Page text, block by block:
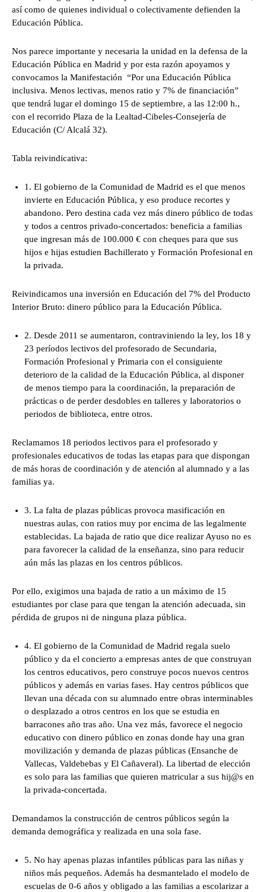
así como de quienes individual o colectivamente defienden la
Educación Pública.
Nos parece importante y necesaria la unidad en la defensa de la
Educación Pública en Madrid y por esta razón apoyamos y
convocamos la Manifestación “Por una Educación Pública
inclusiva. Menos lectivas, menos ratio y 7% de financiación”
que tendrá lugar el domingo 15 de septiembre, a las 12:00 h.,
con el recorrido Plaza de la Lealtad-Cibeles-Consejería de
Educación (C/ Alcalá 32).
Tabla reivindicativa:
1. El gobierno de la Comunidad de Madrid es el que menos
invierte en Educación Pública, y eso produce recortes y
abandono. Pero destina cada vez más dinero público de todas
y todos a centros privado-concertados: beneficia a familias
que ingresan más de 100.000 € con cheques para que sus
hijos e hijas estudien Bachillerato y Formación Profesional en
la privada.
Reivindicamos una inversión en Educación del 7% del Producto
Interior Bruto: dinero público para la Educación Pública.
2. Desde 2011 se aumentaron, contraviniendo la ley, los 18 y
23 períodos lectivos del profesorado de Secundaria,
Formación Profesional y Primaria con el consiguiente
deterioro de la calidad de la Educación Pública, al disponer
de menos tiempo para la coordinación, la preparación de
prácticas o de perder desdobles en talleres y laboratorios o
periodos de biblioteca, entre otros.
Reclamamos 18 periodos lectivos para el profesorado y
profesionales educativos de todas las etapas para que dispongan
de más horas de coordinación y de atención al alumnado y a las
familias ya.
3. La falta de plazas públicas provoca masificación en
nuestras aulas, con ratios muy por encima de las legalmente
establecidas. La bajada de ratio que dice realizar Ayuso no es
para favorecer la calidad de la enseñanza, sino para reducir
aún más las plazas en los centros públicos.
Por ello, exigimos una bajada de ratio a un máximo de 15
estudiantes por clase para que tengan la atención adecuada, sin
pérdida de grupos ni de ninguna plaza pública.
4. El gobierno de la Comunidad de Madrid regala suelo
público y da el concierto a empresas antes de que construyan
los centros educativos, pero construye pocos nuevos centros
públicos y además en varias fases. Hay centros públicos que
llevan una década con su alumnado entre obras interminables
o desplazado a otros centros en los que se estudia en
barracones año tras año. Una vez más, favorece el negocio
educativo con dinero público en zonas donde hay una gran
movilización y demanda de plazas públicas (Ensanche de
Vallecas, Valdebebas y El Cañaveral). La libertad de elección
es solo para las familias que quieren matricular a sus hij@s en
la privada-concertada.
Demandamos la construcción de centros públicos según la
demanda demográfica y realizada en una sola fase.
5. No hay apenas plazas infantiles públicas para las niñas y
niños más pequeños. Además ha desmantelado el modelo de
escuelas de 0-6 años y obligado a las familias a escolarizar a